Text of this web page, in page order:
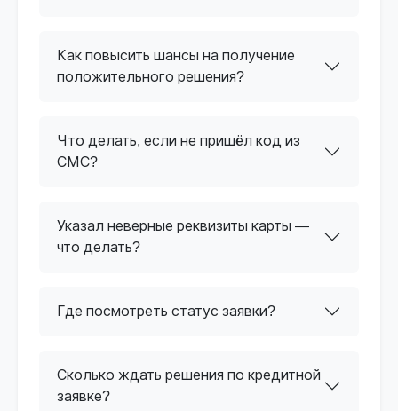
Как повысить шансы на получение
положительного решения?
Что делать, если не пришёл код из
СМС?
Указал неверные реквизиты карты —
что делать?
Где посмотреть статус заявки?
Сколько ждать решения по кредитной
заявке?